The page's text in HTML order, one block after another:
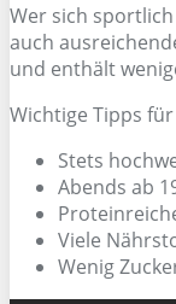
Wer sich
auch
und enthält
Wichtige Tipps
Stets
Abends ab
Viele
Wenig